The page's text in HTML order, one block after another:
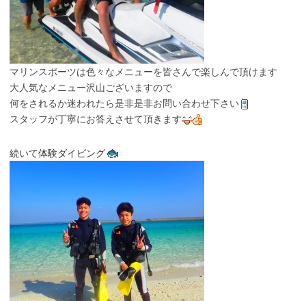
マリンスポーツは色々なメニューを皆さんで楽しんで頂けます
大人気なメニュー沢山ございますので
何をされるか迷われたら是非是非お問い合わせ下さい
スタッフが丁寧にお答えさせて頂きます
続いて体験ダイビング